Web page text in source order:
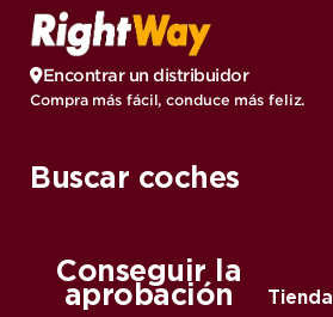
Encontrar un distribuidor
Compra más fácil, conduce más feliz.
Buscar coches
Conseguir la
aprobación Tienda